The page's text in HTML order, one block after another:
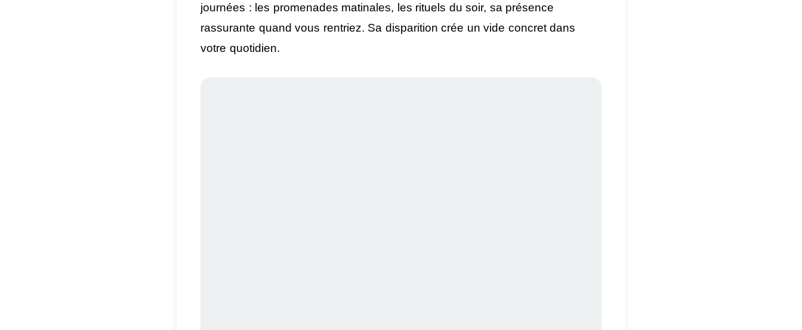
journées : les promenades matinales, les rituels du soir, sa présence
rassurante quand vous rentriez. Sa disparition crée un vide concret dans
votre quotidien.